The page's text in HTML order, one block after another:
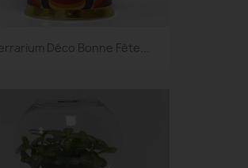
Déco Bonne Fête...